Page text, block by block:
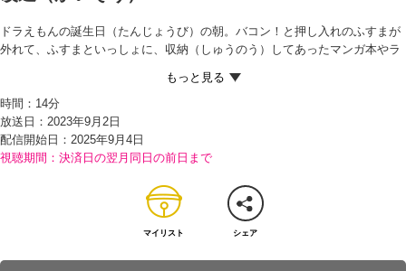
ドラえもんの誕生日（たんじょうび）の朝。バコン！と押し入れのふすまが
外れて、ふすまといっしょに、収納（しゅうのう）してあったマンガ本やラ
てくる。ビックリして飛び起きたのび太が、押し入れの中をのぞくと、ドラ
えもんがひどい寝相で寝ていて…。
その出来事をしずかちゃんやジャイアン、スネ夫に話すのび太。もっと居心
地（いごこち）よくしてあげたいというのび太の話を聞いたしずかちゃん
は、「キレイにした押し入れを、ドラちゃんへの誕生日プレゼントしましょ
まずは交替（こうたい）でドラえもんを外に連れ出し、その間に大改造を開
時間： 14分
放送日：2023年9月2日
配信開始日： 2025年9月4日
視聴期間：決済日の翌月同日の前日まで
マイリスト シェア